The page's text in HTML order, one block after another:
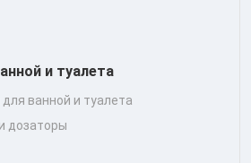
и туалета
ванной и туалета
дозаторы